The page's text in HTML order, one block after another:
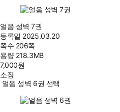
얼음 성벽 7권
등록일 2025.03.20
쪽수 206쪽
용량 218.3MB
7,000원
소장
얼음 성벽 6권 선택